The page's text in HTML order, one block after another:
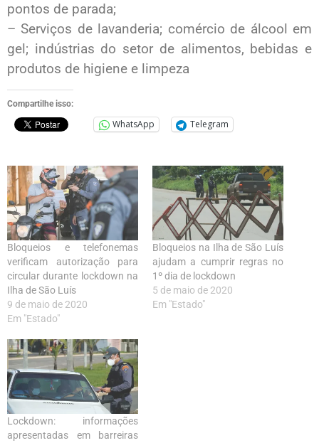
pontos de parada;
– Serviços de lavanderia; comércio de álcool em
gel; indústrias do setor de alimentos, bebidas e
produtos de higiene e limpeza
Compartilhe isso:
WhatsApp Telegram
Bloqueios e telefonemas
verificam autorização para
circular durante lockdown na
Ilha de São Luís
9 de maio de 2020
Em "Estado"
Bloqueios na Ilha de São Luís
ajudam a cumprir regras no
1º dia de lockdown
5 de maio de 2020
Em "Estado"
Lockdown: informações
apresentadas em barreiras